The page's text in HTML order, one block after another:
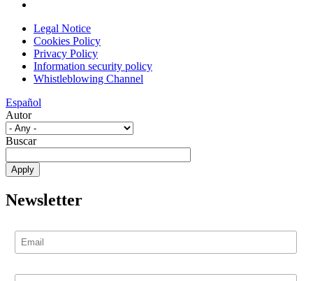
Legal Notice
Cookies Policy
Privacy Policy
Information security policy
Whistleblowing Channel
Español
Autor
Buscar
Newsletter